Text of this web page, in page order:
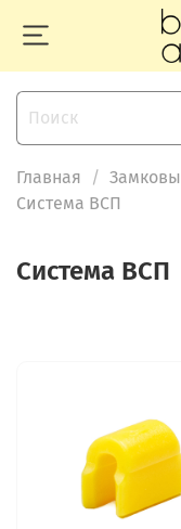
Главная
Система ВСП
Система ВСП